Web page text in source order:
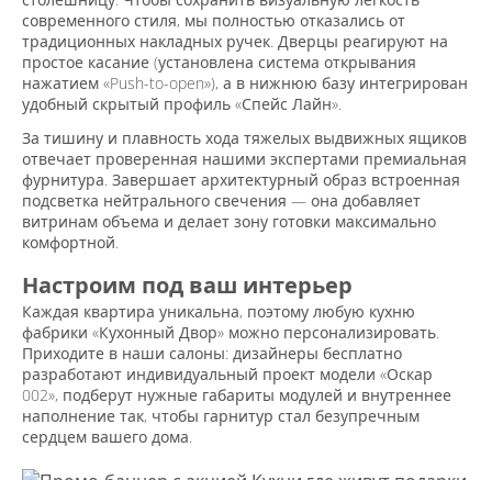
современного стиля, мы полностью отказались от
традиционных накладных ручек. Дверцы реагируют на
простое касание (установлена система открывания
нажатием «Push-to-open»), а в нижнюю базу интегрирован
удобный скрытый профиль «Спейс Лайн».
За тишину и плавность хода тяжелых выдвижных ящиков
отвечает проверенная нашими экспертами премиальная
фурнитура. Завершает архитектурный образ встроенная
подсветка нейтрального свечения — она добавляет
витринам объема и делает зону готовки максимально
комфортной.
Настроим под ваш интерьер
Каждая квартира уникальна, поэтому любую кухню
фабрики «Кухонный Двор» можно персонализировать.
Приходите в наши салоны: дизайнеры бесплатно
разработают индивидуальный проект модели «Оскар
002», подберут нужные габариты модулей и внутреннее
наполнение так, чтобы гарнитур стал безупречным
сердцем вашего дома.